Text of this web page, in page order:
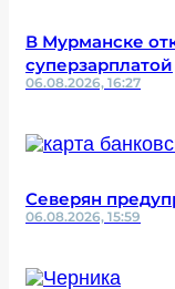
В Мурманске
суперзарплатой
06.08.2026, 16:27
Северян
06.08.2026, 15:59